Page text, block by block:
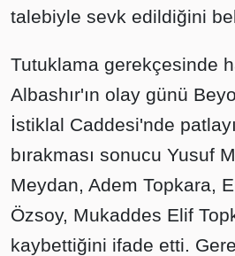
talebiyle sevk edildiğini
Tutuklama gerekçesinde
Albashır'ın olay günü
İstiklal Caddesi'nde
bırakması sonucu Yusuf
Meydan, Adem Topkara,
Özsoy, Mukaddes Elif
kaybettiğini ifade etti.